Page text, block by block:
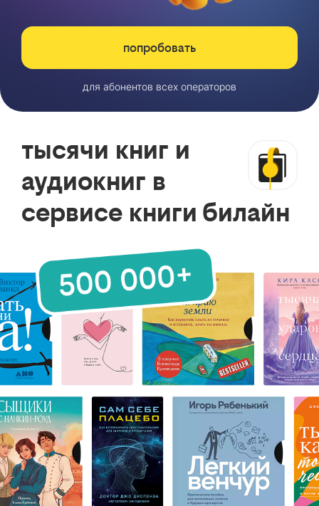
попробовать
для абонентов всех операторов
тысячи книг и
аудиокниг в
сервисе книги билайн